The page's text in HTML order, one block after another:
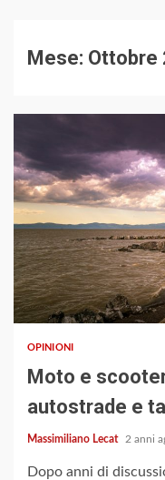
Mese: Ottobre
3 min read
OPINIONI
Moto e
autostrade e
Massimiliano Lecat 2 anni
Dopo anni di